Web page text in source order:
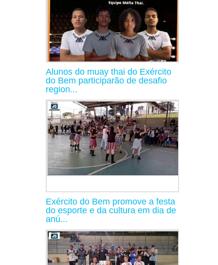
Alunos do muay thai do Exército
do Bem participarão de desafio
region...
Exército do Bem promove a festa
do esporte e da cultura em dia de
anú...